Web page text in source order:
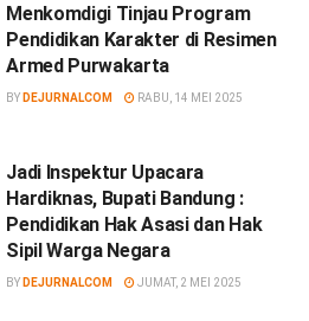
Menkomdigi Tinjau Program
Pendidikan Karakter di Resimen
Armed Purwakarta
BY DEJURNALCOM RABU, 14 MEI 2025
Jadi Inspektur Upacara
Hardiknas, Bupati Bandung :
Pendidikan Hak Asasi dan Hak
Sipil Warga Negara
BY DEJURNALCOM JUMAT, 2 MEI 2025